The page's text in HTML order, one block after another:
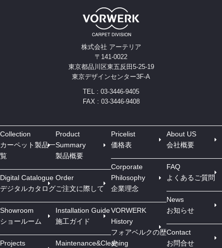
株式会社 アーテリア
〒141-0022
東京都品川区東五反田5-25-19
東京デザインセンター3F-A
TEL : 03-3446-9405
FAX : 03-3446-9408
Collection
カーペット製品一
覧
Digital Catalogue
デジタルカタログ
Showroom
ショールーム
Projects
Product
Summary
製品概要
Order
ご注文に際して
Installation Guide
施工ガイド
Maintenance&Cleaning
Pricelist
価格表
Corporate
Philosophy
企業理念
VORWERK
History
フォアベルクの歴
史
About US
会社概要
FAQ
よくあるご質問
News
お知らせ
Contact
お問合せ